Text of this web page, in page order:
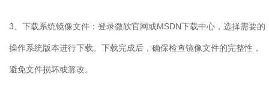
3、下载系统镜像文件：登录微软官网或MSDN下载中心，选择需要的
操作系统版本进行下载。下载完成后，确保检查镜像文件的完整性，
避免文件损坏或篡改。